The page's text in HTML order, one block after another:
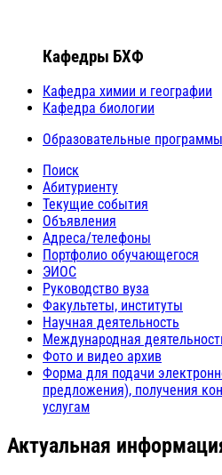
Кафедры БХФ
Кафедра химии и географии
Кафедра биологии
Образовательные программы
Поиск
Абитуриенту
Текущие события
Объявления
Адреса/телефоны
Портфолио обучающегося
ЭИОС
Руководство вуза
Факультеты, институты
Научная деятельность
Международная
Фото и видео архив
Форма для подачи
предложения), получения
услугам
Актуальная